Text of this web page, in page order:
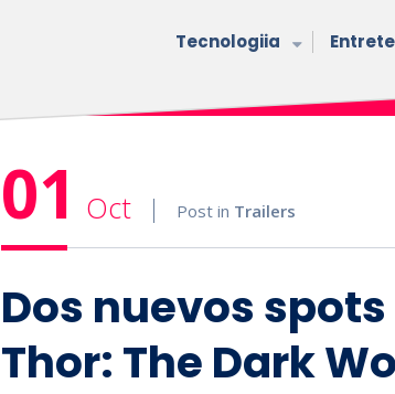
Tecnologiia
01 Oct Post in Trailers
Dos nuevos
Thor: The Dark